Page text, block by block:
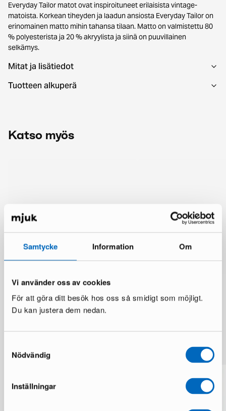
Samtycke Information Om
Vi använder oss av cookies
För att göra ditt besök hos oss så smidigt som möjligt.
Du kan justera dem nedan.
Nödvändig
Inställningar
Everyday Tailor matot ovat inspiroituneet erilaisista vintage-
matoista. Korkean tiheyden ja laadun ansiosta Everyday Tailor on
erinomainen matto mihin tahansa tilaan. Matto on valmistettu 80
% polyesterista ja 20 % akryylista ja siinä on puuvillainen
selkämys.
Mitat ja lisätiedot
Tuotteen alkuperä
Katso myös